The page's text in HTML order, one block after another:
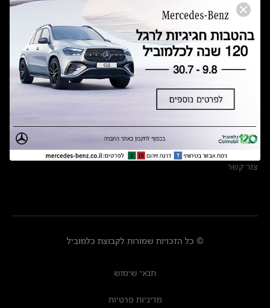
הודעה על הטבות לרכבי מרצדס בהסדר פשרה בתצ 56447-02-19
תקנון ימי מכירות 120 לכלמוביל
מצאו אותנו
אולמות תצוגה
מרכזי שירות
צור קשר
© כל הזכויות שמורות לקבוצת כלמוביל
תנאי שימוש
מדיניות פרטיות